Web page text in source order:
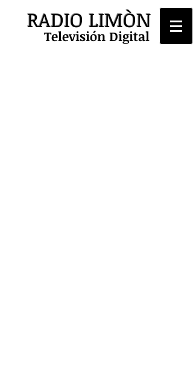
RADIO LIMÒN
Televisión Digital